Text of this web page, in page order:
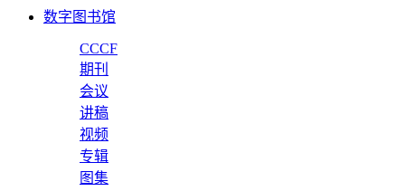
数字图书馆
CCCF
期刊
会议
讲稿
视频
专辑
图集